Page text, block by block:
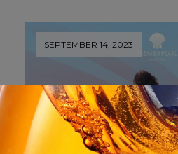
SEPTEMBER 14, 2023